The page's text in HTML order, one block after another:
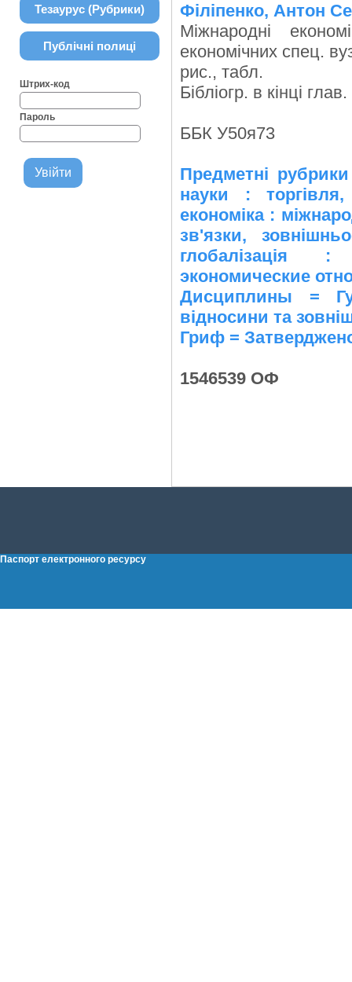
Тезаурус (Рубрики)
Публічні полиці
Штрих-код
Пароль
Філіпенко, Антон
Міжнародні
економічних спец.
рис., табл.
Бібліогр. в кінці глав.
ББК У50я73
Предметні
науки : торгівля,
економіка :
зв'язки,
глобалізація
экономические
Дисциплины =
відносини та
Гриф =
1546539 ОФ
Паспорт електронного ресурсу